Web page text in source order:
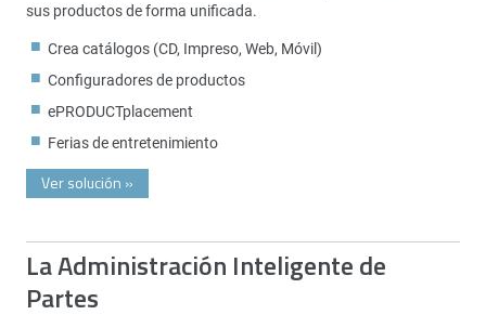
sus productos de forma unificada.
Crea catálogos (CD, Impreso, Web, Móvil)
Configuradores de productos
ePRODUCTplacement
Ferias de entretenimiento
Ver solución »
La Administración Inteligente de
Partes